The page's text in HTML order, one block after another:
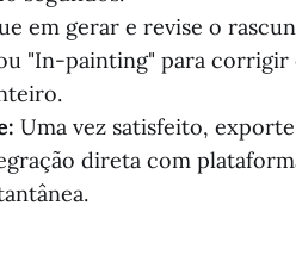
em gerar e revise o
"In-painting" para
Uma vez satisfeito,
direta com